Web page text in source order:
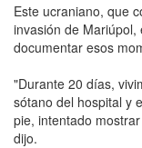
Este ucraniano, que
invasión de
documentar esos
"Durante 20 días,
sótano del hospital y
pie, intentado
dijo.